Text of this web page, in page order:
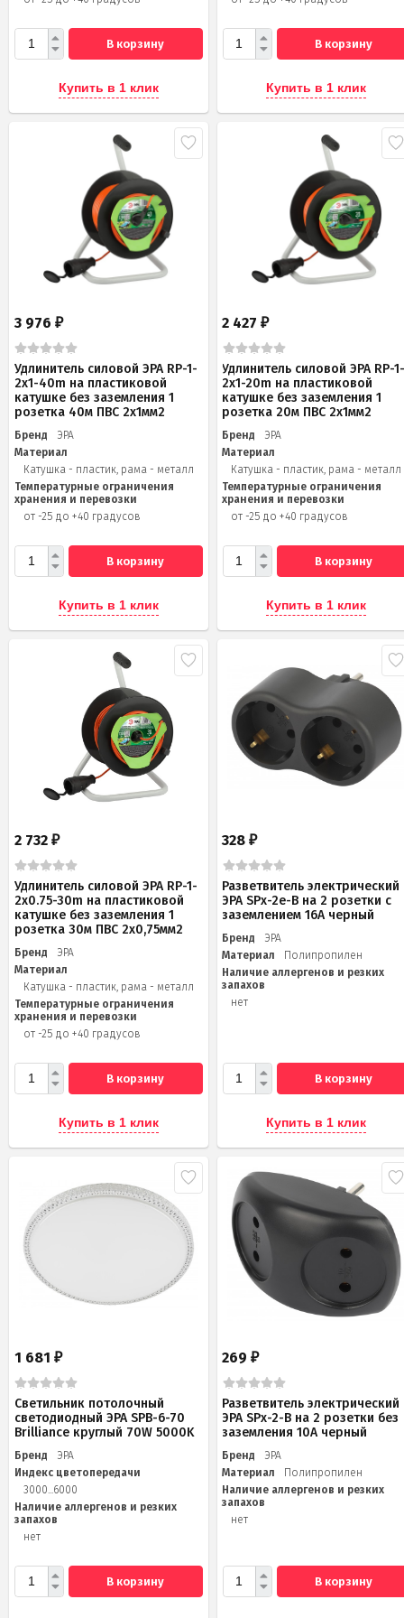
В корзину
Купить в 1 клик
В корзину
Купить в 1 клик
3 976 ₽
Удлинитель силовой ЭРА RP-1-
2x1-40m на пластиковой
катушке без заземления 1
розетка 40м ПВС 2x1мм2
Бренд
ЭРА
Материал
Катушка - пластик, рама - металл
Температурные ограничения
хранения и перевозки
от -25 до +40 градусов
В корзину
Купить в 1 клик
2 427₽
Удлинитель силовой ЭРА RP-
2x1-20m на пластиковой
катушке без заземления 1
розетка 20м ПВС 2х1мм2
Бренд
ЭРА
Материал
Катушка - пластик, рама - металл
Температурные ограничения
хранения и перевозки
от -25 до +40 градусов
В корзину
Купить в 1 клик
2 732 ₽
Удлинитель силовой ЭРА RP-1-
2x0.75-30m на пластиковой
катушке без заземления 1
розетка 30м ПВС 2х0,75мм2
Бренд
ЭРА
Материал
Катушка - пластик, рама - металл
Температурные ограничения
хранения и перевозки
от -25 до +40 градусов
В корзину
Купить в 1 клик
328₽
Разветвитель электрический
ЭРА SPx-2e-B на 2 розетки с
заземлением 16А черный
Бренд
ЭРА
Материал
Полипропилен
Наличие аллергенов и резких
запахов
нет
В корзину
Купить в 1 клик
1 681 ₽
Светильник потолочный
светодиодный ЭРА SPB-6-70
Brilliance круглый 70W 5000K
Бренд
ЭРА
Индекс цветопередачи
3000...6000
Наличие аллергенов и резких
запахов
нет
В корзину
269₽
Разветвитель электрический
ЭРА SPx-2-B на 2 розетки без
заземления 10А черный
Бренд
ЭРА
Материал
Полипропилен
Наличие аллергенов и резких
запахов
нет
В корзину